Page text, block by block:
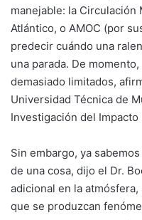
manejable: la
Atlántico, o AMOC (por
predecir cuándo una
una parada. De
demasiado limitados,
Universidad Técnica de
Investigación del
Sin embargo, ya
de una cosa, dijo el Dr.
adicional en la
que se produzcan